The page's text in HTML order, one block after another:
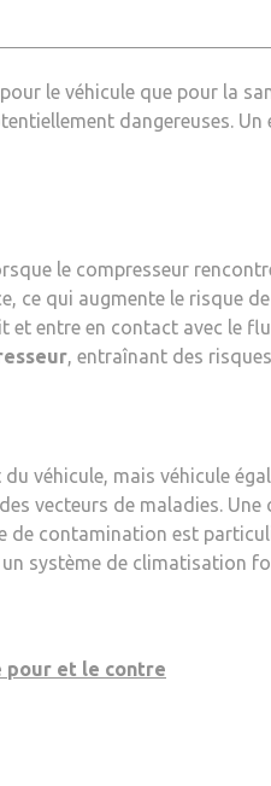
le véhicule que pour la
dangereuses.
le compresseur
qui augmente le risque
entre en contact avec le
, entraînant des
véhicule, mais véhicule
vecteurs de maladies.
contamination est
système de climatisation
pour et le contre